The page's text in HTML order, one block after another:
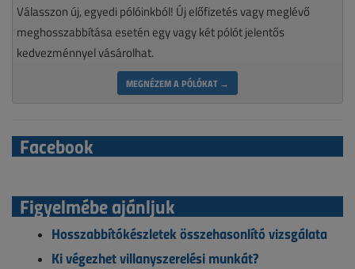
Válasszon új, egyedi pólóinkból! Új előfizetés vagy meglévő
meghosszabbítása esetén egy vagy két pólót jelentős
kedvezménnyel vásárolhat.
MEGNÉZEM A PÓLÓKAT →
Facebook
Figyelmébe ajánljuk
Hosszabbítókészletek összehasonlító vizsgálata
Ki végezhet villanyszerelési munkát?